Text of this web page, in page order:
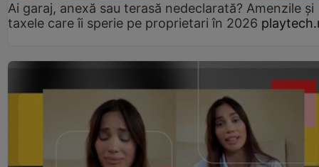
Ai garaj, anexă sau terasă nedeclarată? Amenzile și
taxele care îi sperie pe proprietari în 2026